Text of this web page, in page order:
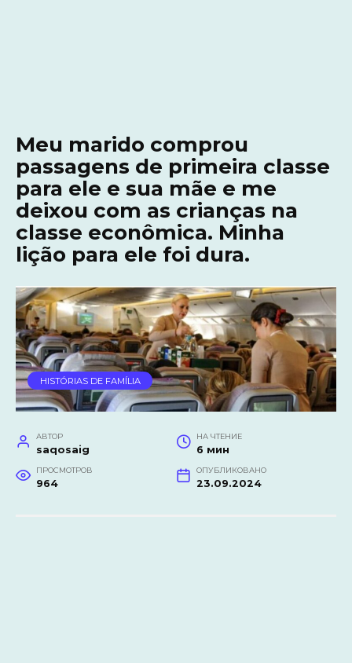
Meu marido comprou
passagens de primeira classe
para ele e sua mãe e me
deixou com as crianças na
classe econômica. Minha
lição para ele foi dura.
HISTÓRIAS DE FAMÍLIA
АВТОР
saqosaig
НА ЧТЕНИЕ
6 мин
ПРОСМОТРОВ
964
ОПУБЛИКОВАНО
23.09.2024